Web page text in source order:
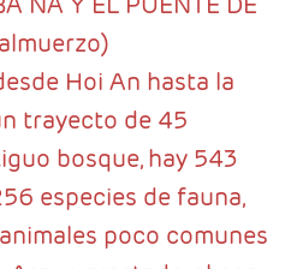
Hoi An hasta la
trayecto de 45
bosque, hay 543
especies de fauna,
poco comunes